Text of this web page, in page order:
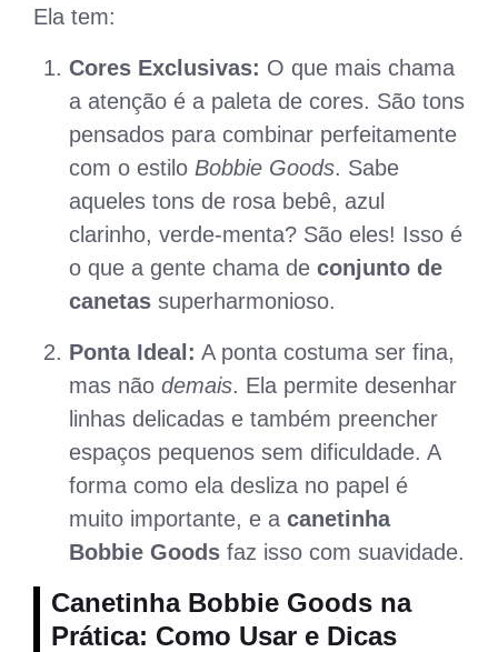
Ela tem:
Cores Exclusivas: O que mais chama
a atenção é a paleta de cores. São tons
pensados para combinar perfeitamente
com o estilo Bobbie Goods. Sabe
aqueles tons de rosa bebê, azul
clarinho, verde-menta? São eles! Isso é
o que a gente chama de conjunto de
canetas superharmonioso.
Ponta Ideal: A ponta costuma ser fina,
mas não demais. Ela permite desenhar
linhas delicadas e também preencher
espaços pequenos sem dificuldade. A
forma como ela desliza no papel é
muito importante, e a canetinha
Bobbie Goods faz isso com suavidade.
Canetinha Bobbie Goods na
Prática: Como Usar e Dicas